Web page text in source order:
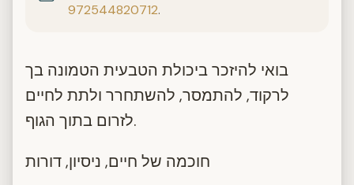
972544820712.
בואי להיזכר ביכולת הטבעית הטמונה בך
לרקוד, להתמסר, להשתחרר ולתת לחיים
לזרום בתוך הגוף.
חוכמה של חיים, ניסיון, דורות